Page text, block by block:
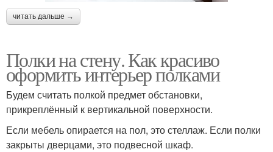
читать дальше →
Полки на стену. Как красиво
оформить интерьер полками
Будем считать полкой предмет обстановки,
прикреплённый к вертикальной поверхности.
Если мебель опирается на пол, это стеллаж. Если полки
закрыты дверцами, это подвесной шкаф.